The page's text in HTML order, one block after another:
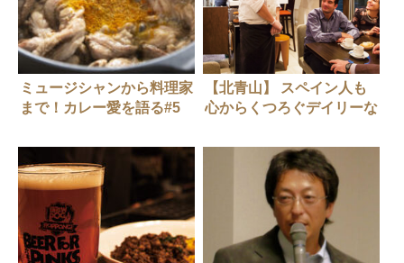
ミュージシャンから料理家
まで！カレー愛を語る#5
【北青山】 スペイン人も
心からくつろぐデイリーな
ンテ